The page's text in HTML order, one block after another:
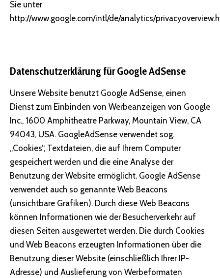
Sie unter
http://www.google.com/intl/de/analytics/
Datenschutzerklärung für Google AdSense
Unsere Website benutzt Google AdSense, einen
Dienst zum Einbinden von Werbeanzeigen von Google
Inc., 1600 Amphitheatre Parkway, Mountain View, CA
94043, USA. GoogleAdSense verwendet sog.
„Cookies“, Textdateien, die auf Ihrem Computer
gespeichert werden und die eine Analyse der
Benutzung der Website ermöglicht. Google AdSense
verwendet auch so genannte Web Beacons
(unsichtbare Grafiken). Durch diese Web Beacons
können Informationen wie der Besucherverkehr auf
diesen Seiten ausgewertet werden. Die durch Cookies
und Web Beacons erzeugten Informationen über die
Benutzung dieser Website (einschließlich Ihrer IP-
Adresse) und Auslieferung von Werbeformaten